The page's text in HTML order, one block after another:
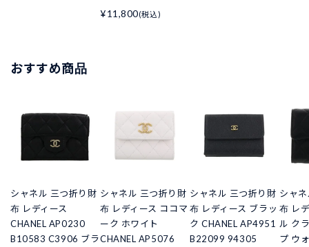
¥11,800(税込)
おすすめ商品
シャネル 三つ折り財
布 レディース
CHANEL AP0230
B10583 C3906 ブラ
シャネル 三つ折り財
布 レディース ココマ
ーク ホワイト
CHANEL AP5076
シャネル 三つ折り財
布 レディース ブラッ
ク CHANEL AP4951
B22099 94305
シャ
布 レ
ル ク
プ ウ